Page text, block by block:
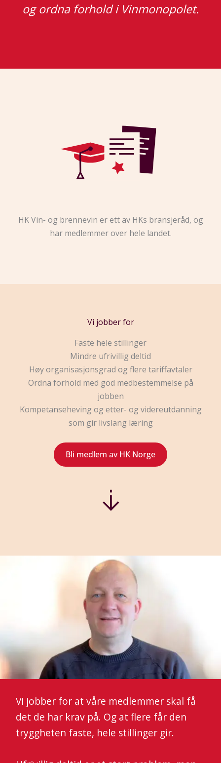
og ordna forhold i Vinmonopolet.
HK Vin- og brennevin er ett av HKs bransjeråd, og
har medlemmer over hele landet.
Vi jobber for
Faste hele stillinger
Mindre ufrivillig deltid
Høy organisasjonsgrad og flere tariffavtaler
Ordna forhold med god medbestemmelse på
jobben
Kompetanseheving og etter- og videreutdanning
som gir livslang læring
Bli medlem av HK Norge
Vi jobber for at våre medlemmer skal få
det de har krav på. Og at flere får den
tryggheten faste, hele stillinger gir.